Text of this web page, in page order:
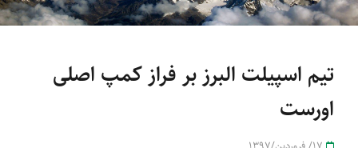
تیم اسپیلت البرز بر فراز کمپ اصلی
اورست